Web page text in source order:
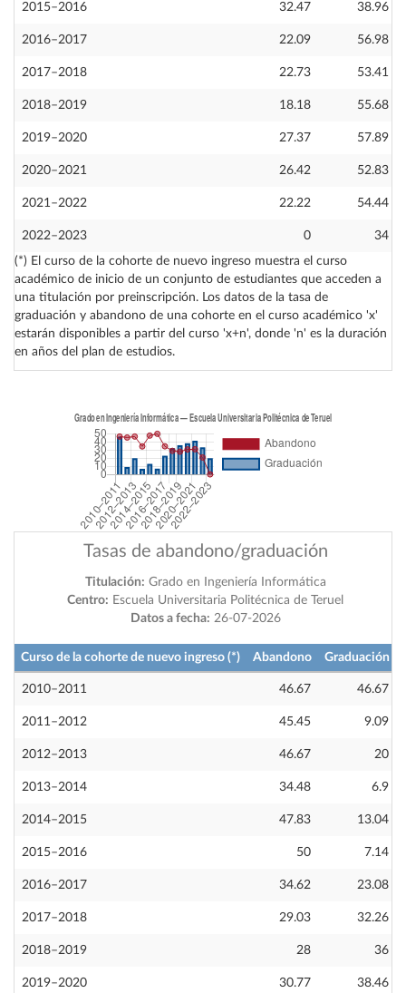
2015–2016 32.47 38.96
2016–2017 22.09 56.98
2017–2018 22.73 53.41
2018–2019 18.18 55.68
2019–2020 27.37 57.89
2020–2021 26.42 52.83
2021–2022 22.22 54.44
2022–2023 0
34
(*) El curso de la cohorte de nuevo ingreso muestra el curso
académico de inicio de un conjunto de estudiantes que acceden a
una titulación por preinscripción. Los datos de la tasa de
graduación y abandono de una cohorte en el curso académico 'x'
estarán disponibles a partir del curso 'x+n', donde 'n' es la duración
en años del plan de estudios.
Tasas de abandono/graduación
Titulación: Grado en Ingeniería Informática
Centro: Escuela Universitaria Politécnica de Teruel
Datos a fecha: 26-07-2026
Curso de la cohorte de nuevo ingreso (*) Abandono Graduación
2010–2011 46.67 46.67
2011–2012 45.45 9.09
2012–2013 46.67 20
2013–2014 34.48 6.9
2014–2015 47.83 13.04
2015–2016 50 7.14
2016–2017 34.62 23.08
2017–2018 29.03 32.26
2018–2019 28 36
2019–2020 30.77 38.46